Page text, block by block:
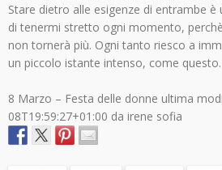
Stare dietro alle esigenze di entrambe
di tenermi stretto ogni momento,
non tornerà più. Ogni tanto riesco a
un piccolo istante intenso, come
8 Marzo – Festa delle donne ultima
08T19:59:27+01:00 da irene sofia